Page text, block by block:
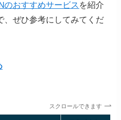
のおすすめサービス を紹介
、ぜひ参考にしてみてくだ
スクロールできます